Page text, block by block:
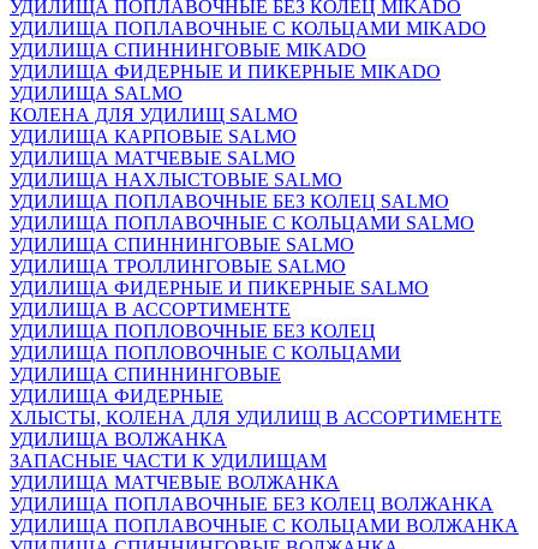
УДИЛИЩА ПОПЛАВОЧНЫЕ БЕЗ КОЛЕЦ MIKADO
УДИЛИЩА ПОПЛАВОЧНЫЕ С КОЛЬЦАМИ MIKADO
УДИЛИЩА СПИННИНГОВЫЕ MIKADO
УДИЛИЩА ФИДЕРНЫЕ И ПИКЕРНЫЕ MIKADO
УДИЛИЩА SALMO
КОЛЕНА ДЛЯ УДИЛИЩ SALMO
УДИЛИЩА КАРПОВЫЕ SALMO
УДИЛИЩА МАТЧЕВЫЕ SALMO
УДИЛИЩА НАХЛЫСТОВЫЕ SALMO
УДИЛИЩА ПОПЛАВОЧНЫЕ БЕЗ КОЛЕЦ SALMO
УДИЛИЩА ПОПЛАВОЧНЫЕ С КОЛЬЦАМИ SALMO
УДИЛИЩА СПИННИНГОВЫЕ SALMO
УДИЛИЩА ТРОЛЛИНГОВЫЕ SALMO
УДИЛИЩА ФИДЕРНЫЕ И ПИКЕРНЫЕ SALMO
УДИЛИЩА В АССОРТИМЕНТЕ
УДИЛИЩА ПОПЛОВОЧНЫЕ БЕЗ КОЛЕЦ
УДИЛИЩА ПОПЛОВОЧНЫЕ С КОЛЬЦАМИ
УДИЛИЩА СПИННИНГОВЫЕ
УДИЛИЩА ФИДЕРНЫЕ
ХЛЫСТЫ, КОЛЕНА ДЛЯ УДИЛИЩ В АССОРТИМЕНТЕ
УДИЛИЩА ВОЛЖАНКА
ЗАПАСНЫЕ ЧАСТИ К УДИЛИЩАМ
УДИЛИЩА МАТЧЕВЫЕ ВОЛЖАНКА
УДИЛИЩА ПОПЛАВОЧНЫЕ БЕЗ КОЛЕЦ ВОЛЖАНКА
УДИЛИЩА ПОПЛАВОЧНЫЕ С КОЛЬЦАМИ ВОЛЖАНКА